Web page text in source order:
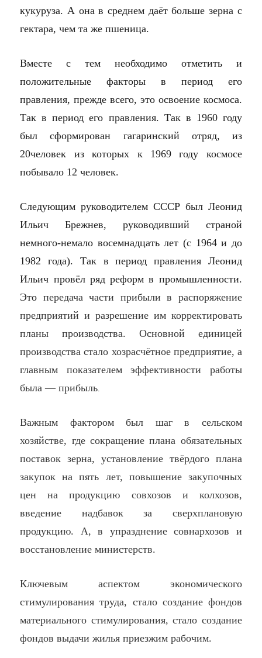
кукуруза. А она в среднем даёт больше зерна с
гектара, чем та же пшеница.
Вместе с тем необходимо отметить и
положительные факторы в период его
правления, прежде всего, это освоение космоса.
Так в период его правления. Так в 1960 году
был сформирован гагаринский отряд, из
20человек из которых к 1969 году космосе
побывало 12 человек.
Следующим руководителем СССР был Леонид
Ильич Брежнев, руководивший страной
немного-немало восемнадцать лет (с 1964 и до
1982 года). Так в период правления Леонид
Ильич провёл ряд реформ в промышленности.
Это передача части прибыли в распоряжение
предприятий и разрешение им корректировать
планы производства. Основной единицей
производства стало хозрасчётное предприятие, а
главным показателем эффективности работы
была — прибыль.
Важным фактором был шаг в сельском
хозяйстве, где сокращение плана обязательных
поставок зерна, установление твёрдого плана
закупок на пять лет, повышение закупочных
цен на продукцию совхозов и колхозов,
введение надбавок за сверхплановую
продукцию. А, в упразднение совнархозов и
восстановление министерств.
Ключевым аспектом экономического
стимулирования труда, стало создание фондов
материального стимулирования, стало создание
фондов выдачи жилья приезжим рабочим.